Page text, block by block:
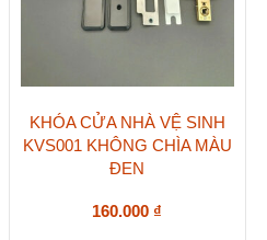
KHÓA CỬA NHÀ VỆ SINH
KVS001 KHÔNG CHÌA MÀU
ĐEN
160.000 ₫